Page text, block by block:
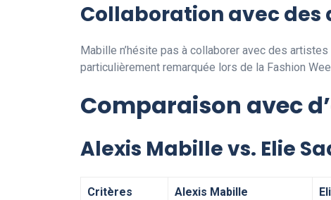
Collaboration avec des
Mabille n’hésite pas à collaborer avec des
particulièrement remarquée lors de la Fashion
Comparaison avec
Alexis Mabille vs. Elie
Critères Alexis Mabille